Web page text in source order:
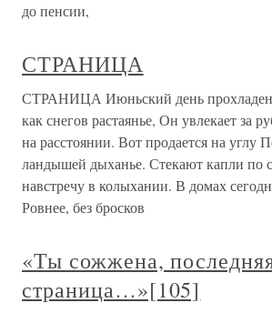
до пенсии,
СТРАНИЦА
СТРАНИЦА Июньский день
как снегов растаянье, Он увлекает за
на расстоянии. Вот продается на углу
ландышей дыханье. Стекают капли по
навстречу в колыхании. В домах
Ровнее, без бросков
«Ты сожжена,
страница…»[105]